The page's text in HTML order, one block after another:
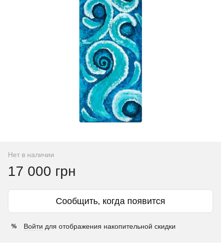
Нет в наличии
17 000 грн
Сообщить, когда появится
% Войти для отображения накопительной скидки